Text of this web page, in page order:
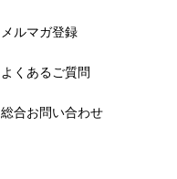
メルマガ登録
よくあるご質問
総合お問い合わせ